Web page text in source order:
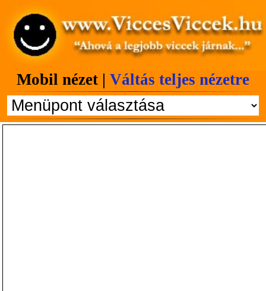
Mobil nézet | Váltás teljes nézetre